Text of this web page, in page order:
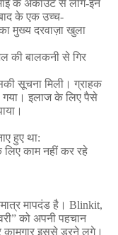
के अकाउंट से लॉग-इन
के एक उच्च-
मुख्य दरवाज़ा खुला
की बालकनी से गिर
सूचना मिली। ग्राहक
गया। इलाज के लिए पैसे
हुए था:
लिए काम नहीं कर रहे
मापदंड है। Blinkit,
” को अपनी पहचान
कामगार इससे डरने लगे।